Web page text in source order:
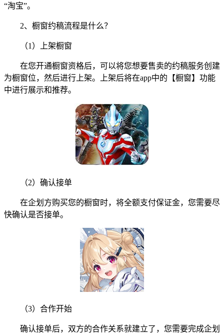
“淘宝”。
2、橱窗约稿流程是什么？
（1）上架橱窗
在您开通橱窗资格后，可以将您想要售卖的约稿服务创建
为橱窗位，然后进行上架。上架后将在app中的【橱窗】功能
中进行展示和推荐。
（2）确认接单
在企划方购买您的橱窗时，将全额支付保证金，您需要尽
快确认是否接单。
（3）合作开始
确认接单后，双方的合作关系就建立了，您需要完成企划